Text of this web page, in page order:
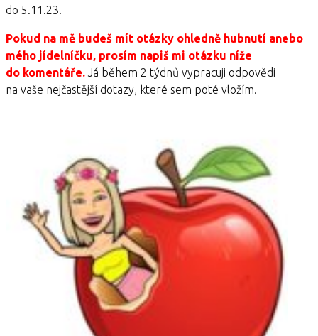
do 5.11.23.
Pokud na mě budeš mít otázky ohledně hubnutí anebo
mého jídelníčku, prosím napiš mi otázku níže
do komentáře. Já během 2 týdnů vypracuji odpovědi
na vaše nejčastější dotazy, které sem poté vložím.